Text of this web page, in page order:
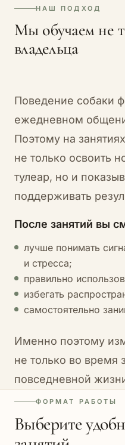
НАШ ПОДХОД
Мы обучаем не
владельца
Поведение собаки
ежедневном
Поэтому на
не только освоить
тулеар, но и
поддерживать
После занятий вы
лучше понимать
и стресса;
правильно
избегать
самостоятельно
Именно поэтому
не только во время
повседневной
ФОРМАТ РАБОТЫ
Выберите